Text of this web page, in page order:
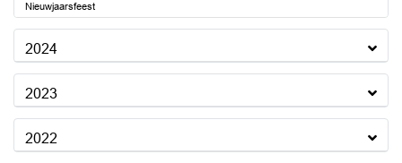
Nieuwjaarsfeest
2024
2023
2022